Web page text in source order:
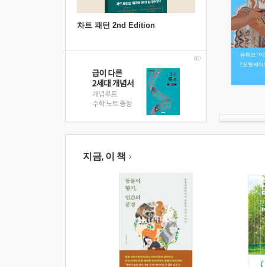
차트 패턴 2nd Edition
지금, 이 책